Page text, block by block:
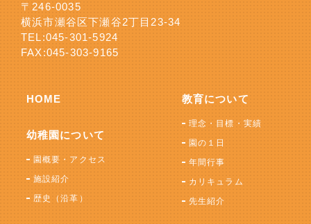
〒246-0035
横浜市瀬谷区下瀬谷2丁目23-34
TEL:045-301-5924
FAX:045-303-9165
HOME
幼稚園について
園概要・アクセス
施設紹介
歴史（沿革）
教育について
理念・目標・実績
園の１日
年間行事
カリキュラム
先生紹介